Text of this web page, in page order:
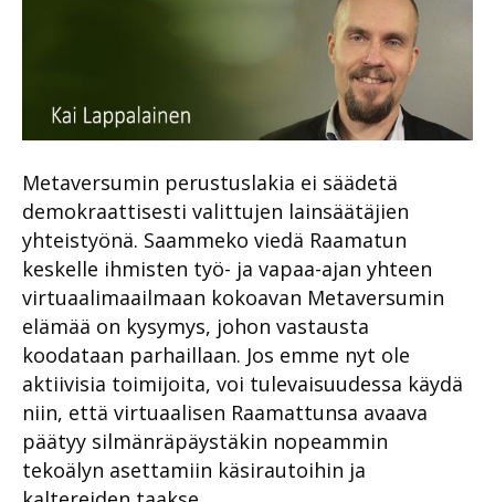
Metaversumin perustuslakia ei säädetä
demokraattisesti valittujen lainsäätäjien
yhteistyönä. Saammeko viedä Raamatun
keskelle ihmisten työ- ja vapaa-ajan yhteen
virtuaalimaailmaan kokoavan Metaversumin
elämää on kysymys, johon vastausta
koodataan parhaillaan. Jos emme nyt ole
aktiivisia toimijoita, voi tulevaisuudessa käydä
niin, että virtuaalisen Raamattunsa avaava
päätyy silmänräpäystäkin nopeammin
tekoälyn asettamiin käsirautoihin ja